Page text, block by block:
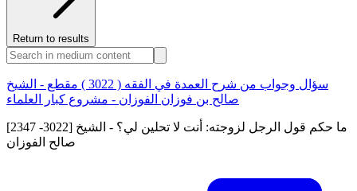
Return to results
سؤال وجواب من شرح العمدة في الفقه ( 3022 ) مقطع - الشيخ
صالح بن فوزان الفوزان - مشروع كبار العلماء
[2347 -3022] ما حكم قول الرجل لزوجته: أنت لا تحلين لي؟ - الشيخ
صالح الفوزان